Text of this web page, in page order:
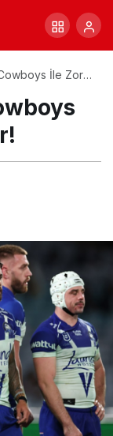
İle Zorlu
Zaferini Elde